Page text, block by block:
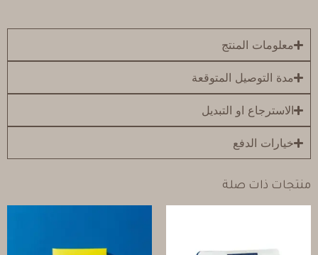
معلومات المنتج
مدة التوصيل المتوقعة
الاسترجاع او التبديل
خيارات الدفع
منتجات ذات صلة